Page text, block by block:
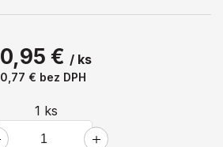
0,95 € / ks
0,77 € bez DPH
1 ks